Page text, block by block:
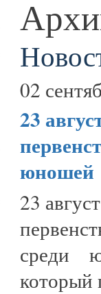
02
23
юношей
23
среди
который